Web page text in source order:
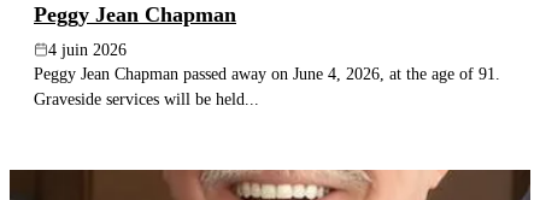
Peggy Jean Chapman
4 juin 2026
Peggy Jean Chapman passed away on June 4, 2026, at the age of 91.
Graveside services will be held...